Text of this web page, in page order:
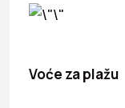
Voće za plažu